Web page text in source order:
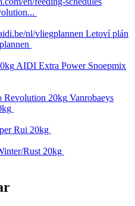
Letoví plán
AIDI Extra Power Snoepmix
Vanrobaeys
Rui 20kg
Rust 20kg